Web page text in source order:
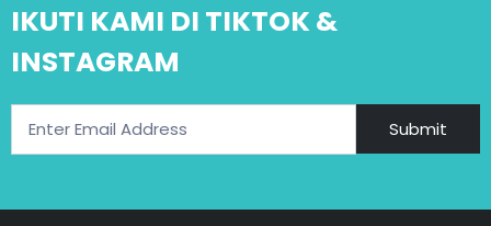
IKUTI KAMI DI TIKTOK &
INSTAGRAM
Submit